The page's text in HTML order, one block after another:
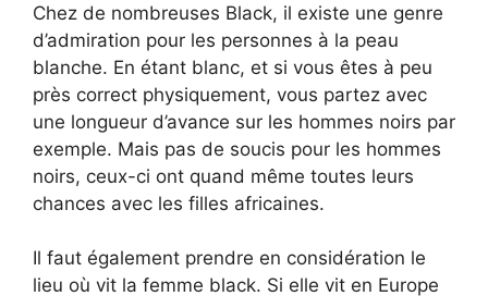
Chez de nombreuses Black, il existe une genre
d’admiration pour les personnes à la peau
blanche. En étant blanc, et si vous êtes à peu
près correct physiquement, vous partez avec
une longueur d’avance sur les hommes noirs par
exemple. Mais pas de soucis pour les hommes
noirs, ceux-ci ont quand même toutes leurs
chances avec les filles africaines.
Il faut également prendre en considération le
lieu où vit la femme black. Si elle vit en Europe